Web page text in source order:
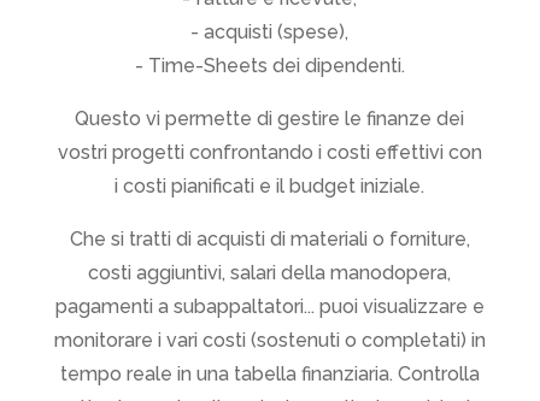
- acquisti (spese),
- Time-Sheets dei dipendenti.
Questo vi permette di gestire le finanze dei
vostri progetti confrontando i costi effettivi con
i costi pianificati e il budget iniziale.
Che si tratti di acquisti di materiali o forniture,
costi aggiuntivi, salari della manodopera,
pagamenti a subappaltatori... puoi visualizzare e
monitorare i vari costi (sostenuti o completati) in
tempo reale in una tabella finanziaria. Controlla